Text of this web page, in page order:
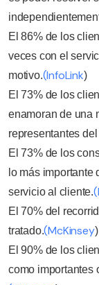
El 86% de los
veces con el
motivo.(InfoLink)
El 73% de los
enamoran de una
representantes
El 73% de los
lo más importante
servicio al cliente.
El 70% del
tratado.(McKinsey)
El 90% de los
como importantes